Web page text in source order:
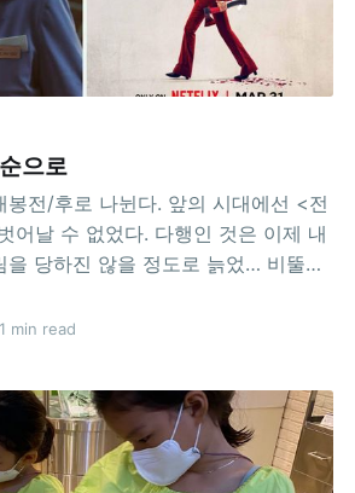
으로
봉전/후로 나뉜다. 앞의 시대에선 <전
어날 수 없었다. 다행인 것은 이제 내
을 당하진 않을 정도로 늙었… 비뚤어
살면서 커피전문점에 가서 주문할 때
커피컵에 “gilbox”나 “kilbox”가 적혀
1 min read